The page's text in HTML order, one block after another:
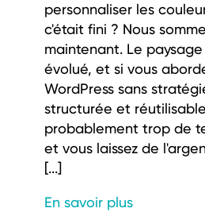
personnaliser les
c'était fini ? Nous
maintenant. Le
évolué, et si vous
WordPress sans
structurée et
probablement trop de
et vous laissez de
[...]
En savoir plus